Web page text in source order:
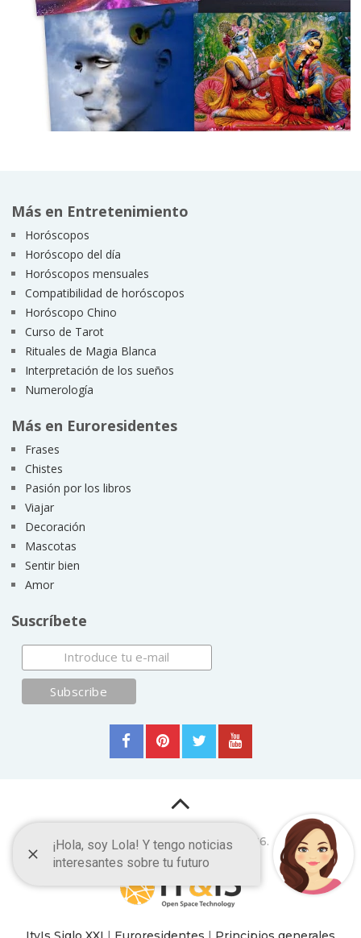
Más en Entretenimiento
Horóscopos
Horóscopo del día
Horóscopos mensuales
Compatibilidad de horóscopos
Horóscopo Chino
Curso de Tarot
Rituales de Magia Blanca
Interpretación de los sueños
Numerología
Más en Euroresidentes
Frases
Chistes
Pasión por los libros
Viajar
Decoración
Mascotas
Sentir bien
Amor
Suscríbete
EsoterismoCopyright © 2026.